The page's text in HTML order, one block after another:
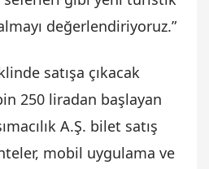
değerlendiriyoruz.”
satışa çıkacak
250 liradan başlayan
A.Ş. bilet satış
mobil uygulama ve